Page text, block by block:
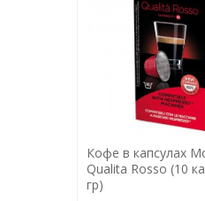
Кофе в капсулах
Qualita Rosso (10
гр)